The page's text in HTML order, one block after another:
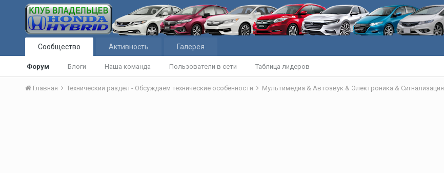
Сообщество
Форум Блоги Наша команда Пользователи в сети Таблица лидеров
Активность Галерея
Главная Технический раздел - Обсуждаем технические особенности Мультимедиа & Автозвук & Электроника & Сигнализация